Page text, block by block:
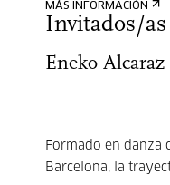
MÁS INFORMACIÓN
Invitados/as
Eneko Alcaraz
Formado en danza
Barcelona, la